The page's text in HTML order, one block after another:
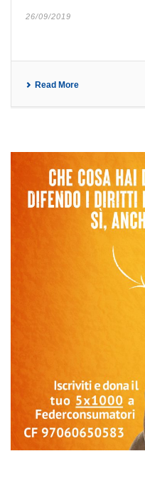
26/09/2019
Read More